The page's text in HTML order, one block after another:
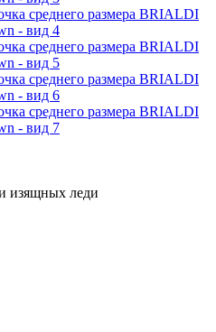
изящных леди